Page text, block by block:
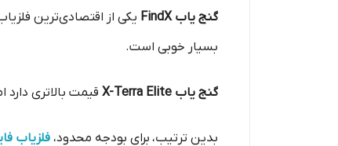
گنج یاب FindX
یکی از اقتصادی‌ترین
بسیار خوبی است.
گنج یاب X-Terra Elite قیمت بالاتری
بدین ترتیب، برای بودجه محدود، فلزیاب